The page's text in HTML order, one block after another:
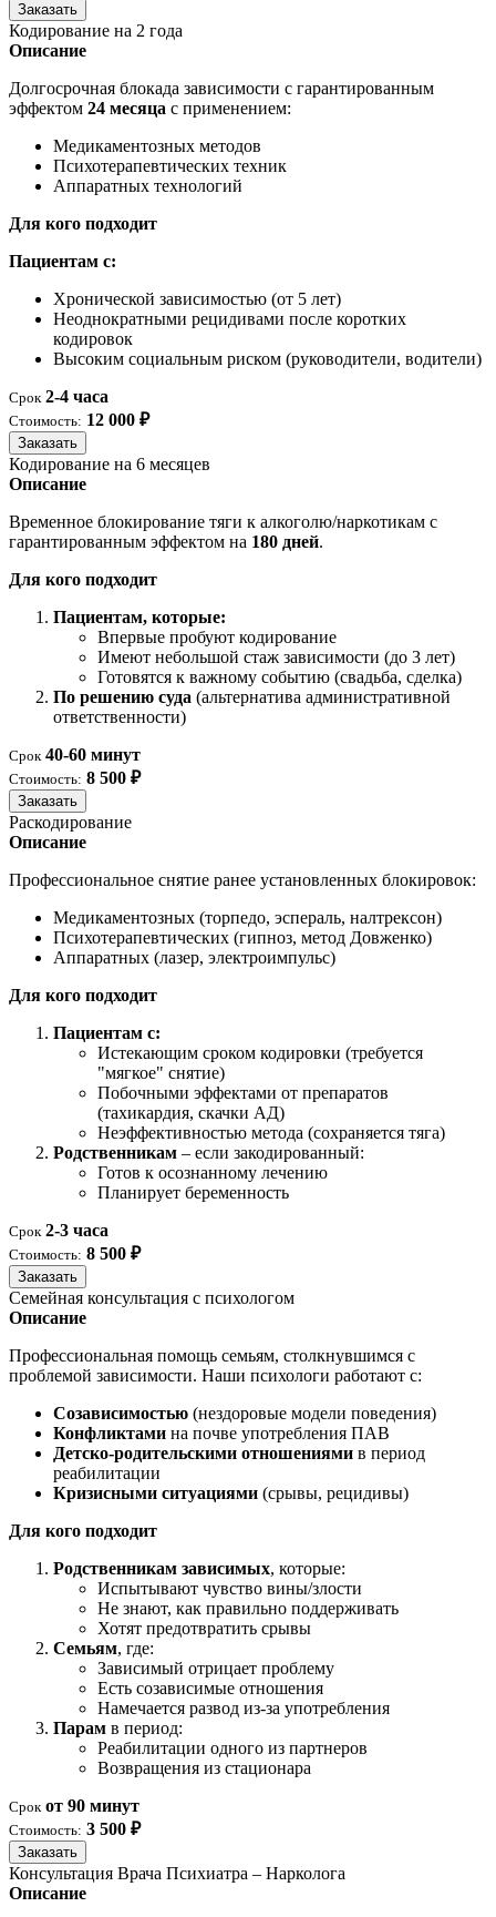
Заказать
Кодирование на 2 года
Описание
Долгосрочная блокада зависимости с гарантированным
эффектом 24 месяца с применением:
Медикаментозных методов
Психотерапевтических техник
Аппаратных технологий
Для кого подходит
Пациентам с:
Хронической зависимостью (от 5 лет)
Неоднократными рецидивами после коротких
кодировок
Высоким социальным риском (руководители, водители)
Срок 2-4 часа
Стоимость: 12 000 ₽
Заказать
Кодирование на 6 месяцев
Описание
Временное блокирование тяги к алкоголю/наркотикам с
гарантированным эффектом на 180 дней.
Для кого подходит
Пациентам, которые:
Впервые пробуют кодирование
Имеют небольшой стаж зависимости (до 3 лет)
Готовятся к важному событию (свадьба, сделка)
По решению суда (альтернатива административной
ответственности)
Срок 40-60 минут
Стоимость: 8 500 ₽
Заказать
Раскодирование
Описание
Профессиональное снятие ранее установленных блокировок:
Медикаментозных (торпедо, эспераль, налтрексон)
Психотерапевтических (гипноз, метод Довженко)
Аппаратных (лазер, электроимпульс)
Для кого подходит
Пациентам с:
Истекающим сроком кодировки (требуется
"мягкое" снятие)
Побочными эффектами от препаратов
(тахикардия, скачки АД)
Неэффективностью метода (сохраняется тяга)
Родственникам – если закодированный:
Готов к осознанному лечению
Планирует беременность
Срок 2-3 часа
Стоимость: 8 500 ₽
Заказать
Семейная консультация с психологом
Описание
Профессиональная помощь семьям, столкнувшимся с
проблемой зависимости. Наши психологи работают с:
Созависимостью (нездоровые модели поведения)
Конфликтами на почве употребления ПАВ
Детско-родительскими отношениями в период
реабилитации
Кризисными ситуациями (срывы, рецидивы)
Для кого подходит
Родственникам зависимых, которые:
Испытывают чувство вины/злости
Не знают, как правильно поддерживать
Хотят предотвратить срывы
Семьям, где:
Зависимый отрицает проблему
Есть созависимые отношения
Намечается развод из-за употребления
Парам в период:
Реабилитации одного из партнеров
Возвращения из стационара
Срок от 90 минут
Стоимость: 3 500 ₽
Заказать
Консультация Врача Психиатра – Нарколога
Описание